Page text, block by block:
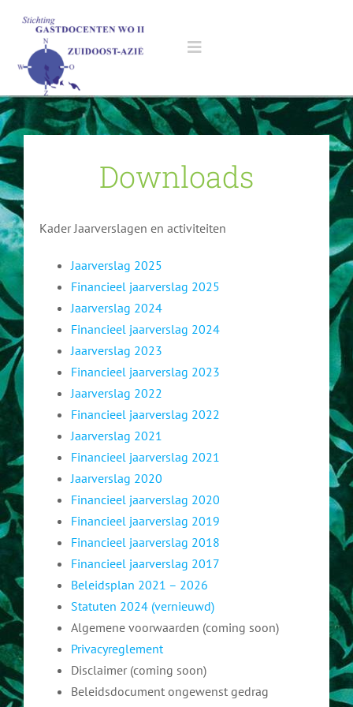
inhoud
Toggle
Home
Opleiding
Aanvragen
Aanvragen gastles scholieren
Aanmelden als gastdocent
Evaluatieformulier
Nieuws
Documentatie
Geschiedenis
Verhalen
Organisaties
Links & Media
Gastdocenten Archief
Over ons
Bestuur
Geschiedenis gastdocenten
Doneren
Downloads
Contact
Downloads
Kader Jaarverslagen en activiteiten
Jaarverslag 2025
Financieel jaarverslag 2025
Jaarverslag 2024
Financieel jaarverslag 2024
Jaarverslag 2023
Financieel jaarverslag 2023
Jaarverslag 2022
Financieel jaarverslag 2022
Jaarverslag 2021
Financieel jaarverslag 2021
Jaarverslag 2020
Financieel jaarverslag 2020
Financieel jaarverslag 2019
Financieel jaarverslag 2018
Financieel jaarverslag 2017
Beleidsplan 2021 – 2026
Statuten 2024 (vernieuwd)
Algemene voorwaarden (coming soon)
Privacyreglement
Disclaimer (coming soon)
Beleidsdocument ongewenst gedrag